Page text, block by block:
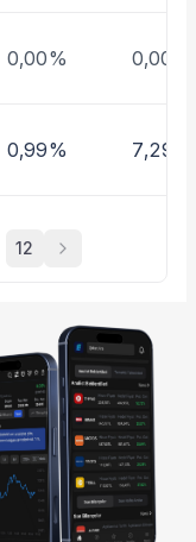
0,00% 0,00%
0,99% 7,29%
12